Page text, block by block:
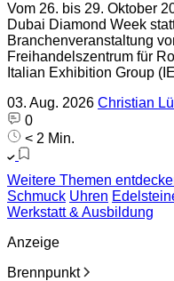
Vom 26. bis 29. Oktober
Dubai Diamond Week
Branchenveranstaltung
Freihandelszentrum für
Italian Exhibition Group
03. Aug. 2026 Christian
0
< 2 Min.
Weitere Themen
Schmuck Uhren
Werkstatt & Ausbildung
Anzeige
Brennpunkt